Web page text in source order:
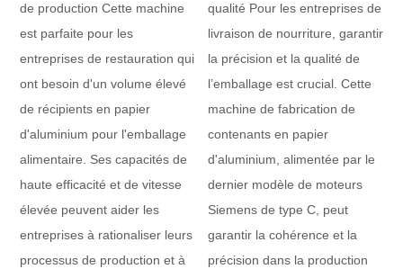
de production Cette machine
est parfaite pour les
entreprises de restauration qui
ont besoin d'un volume élevé
de récipients en papier
d'aluminium pour l'emballage
alimentaire. Ses capacités de
haute efficacité et de vitesse
élevée peuvent aider les
entreprises à rationaliser leurs
processus de production et à
qualité Pour les entreprises de
livraison de nourriture, garantir
la précision et la qualité de
l’emballage est crucial. Cette
machine de fabrication de
contenants en papier
d'aluminium, alimentée par le
dernier modèle de moteurs
Siemens de type C, peut
garantir la cohérence et la
précision dans la production